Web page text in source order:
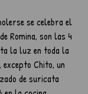
se celebra el
Romina, son las 4
la luz en toda la
excepto Chito, un
de suricata